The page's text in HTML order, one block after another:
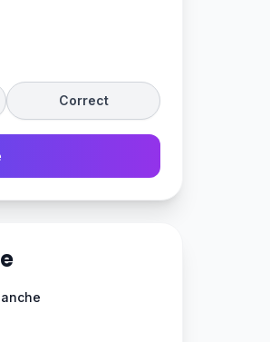
Correct